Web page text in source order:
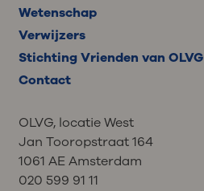
Wetenschap
Verwijzers
Stichting Vrienden van OLVG
Contact
OLVG, locatie West
Jan Tooropstraat 164
1061 AE Amsterdam
020 599 91 11